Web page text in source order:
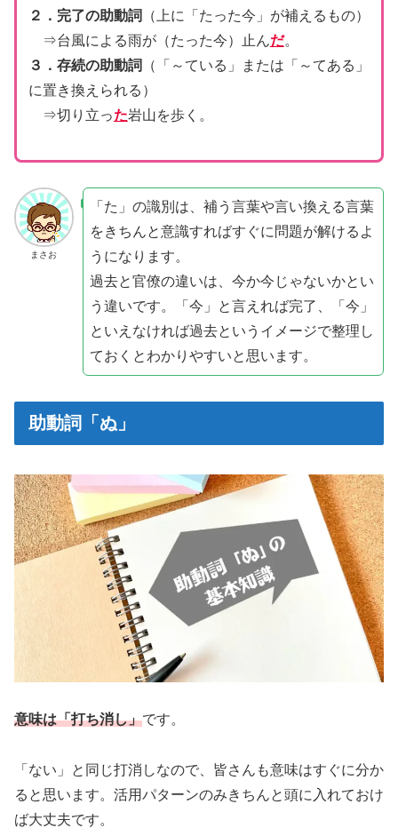
２．完了の助動詞
（上に「たった今」が補えるもの）
⇒台風による雨が（たった今）止んだ。
３．存続の助動詞
（「～ている」または「～てある」
に置き換えられる）
⇒切り立った岩山を歩く。
まさお
「た」の識別は、補う言葉や言い換える言葉
をきちんと意識すればすぐに問題が解けるよ
うになります。
過去と官僚の違いは、今か今じゃないかとい
う違いです。「今」と言えれば完了、「今」
といえなければ過去というイメージで整理し
ておくとわかりやすいと思います。
助動詞「ぬ」
意味は「打ち消し」です。
「ない」と同じ打消しなので、皆さんも意味はすぐに分か
ると思います。活用パターンのみきちんと頭に入れておけ
ば大丈夫です。